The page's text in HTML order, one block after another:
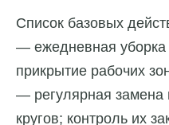
Список базовых
— ежедневная уборка
прикрытие рабочих
— регулярная замена
кругов; контроль их